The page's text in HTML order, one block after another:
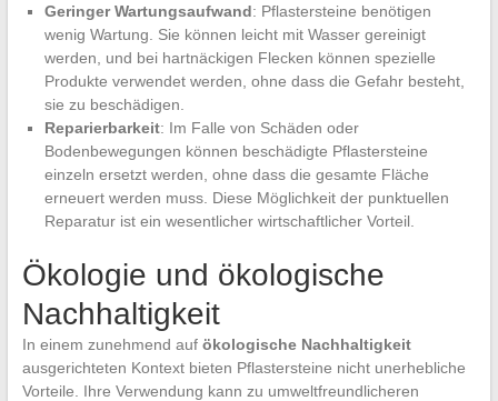
Geringer Wartungsaufwand: Pflastersteine benötigen
wenig Wartung. Sie können leicht mit Wasser gereinigt
werden, und bei hartnäckigen Flecken können spezielle
Produkte verwendet werden, ohne dass die Gefahr besteht,
sie zu beschädigen.
Reparierbarkeit: Im Falle von Schäden oder
Bodenbewegungen können beschädigte Pflastersteine
einzeln ersetzt werden, ohne dass die gesamte Fläche
erneuert werden muss. Diese Möglichkeit der punktuellen
Reparatur ist ein wesentlicher wirtschaftlicher Vorteil.
Ökologie und ökologische
Nachhaltigkeit
In einem zunehmend auf ökologische Nachhaltigkeit
ausgerichteten Kontext bieten Pflastersteine nicht unerhebliche
Vorteile. Ihre Verwendung kann zu umweltfreundlicheren